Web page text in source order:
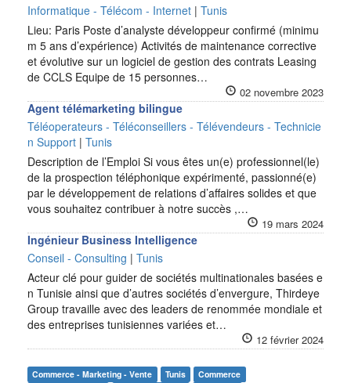
Informatique - Télécom - Internet | Tunis
Lieu: Paris Poste d’analyste développeur confirmé (minimu
m 5 ans d’expérience) Activités de maintenance corrective
et évolutive sur un logiciel de gestion des contrats Leasing
de CCLS Equipe de 15 personnes…
02 novembre 2023
Agent télémarketing bilingue
Téléoperateurs - Téléconseillers - Télévendeurs - Technicie
n Support | Tunis
Description de l’Emploi Si vous êtes un(e) professionnel(le)
de la prospection téléphonique expérimenté, passionné(e)
par le développement de relations d’affaires solides et que
vous souhaitez contribuer à notre succès ,…
19 mars 2024
Ingénieur Business Intelligence
Conseil - Consulting | Tunis
Acteur clé pour guider de sociétés multinationales basées e
n Tunisie ainsi que d’autres sociétés d’envergure, Thirdeye
Group travaille avec des leaders de renommée mondiale et
des entreprises tunisiennes variées et…
12 février 2024
Commerce - Marketing - Vente Tunis
Commerce